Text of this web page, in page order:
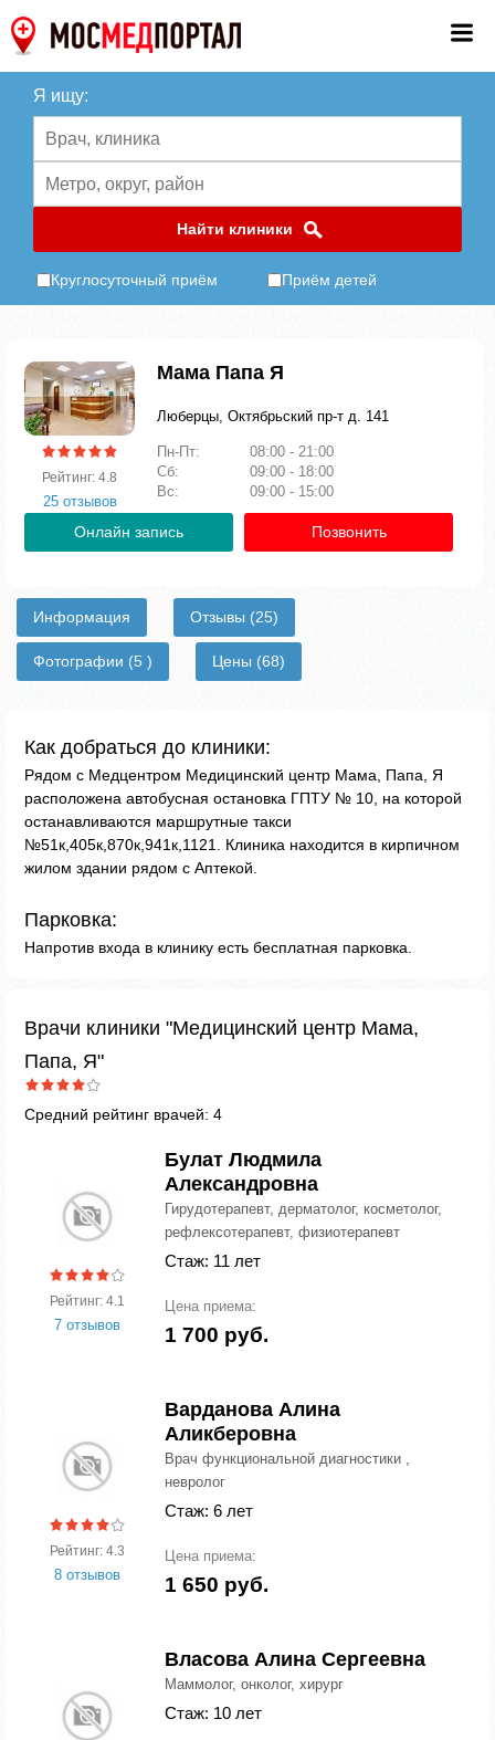
Я ищу:
Найти клиники
Круглосуточный приём Приём детей
Рейтинг: 4.8
25 отзывов
Мама Папа Я
Люберцы, Октябрьский пр-т д. 141
Пн-Пт:
08:00 - 21:00
Сб:
09:00 - 18:00
Вс:
09:00 - 15:00
Онлайн запись Позвонить
Информация Отзывы (25)
Фотографии (5 ) Цены (68)
Как добраться до клиники:
Рядом с Медцентром Медицинский центр Мама, Папа, Я
расположена автобусная остановка ГПТУ № 10, на которой
останавливаются маршрутные такси
№51к,405к,870к,941к,1121. Клиника находится в кирпичном
жилом здании рядом с Аптекой.
Парковка:
Напротив входа в клинику есть бесплатная парковка.
Врачи клиники "Медицинский центр Мама,
Папа, Я"
Средний рейтинг врачей: 4
Рейтинг: 4.1
7 отзывов
Булат Людмила
Александровна
Гирудотерапевт, дерматолог, косметолог,
рефлексотерапевт, физиотерапевт
Стаж: 11 лет
Цена приема:
1 700 руб.
Рейтинг: 4.3
8 отзывов
Варданова Алина
Аликберовна
Врач функциональной диагностики ,
невролог
Стаж: 6 лет
Цена приема:
1 650 руб.
Власова Алина Сергеевна
Маммолог, онколог, хирург
Стаж: 10 лет